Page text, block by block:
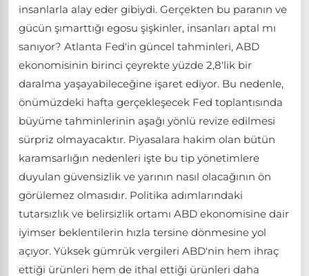
insanlarla alay eder gibiydi. Gerçekten bu paranın ve
gücün şımarttığı egosu şişkinler, insanları aptal mı
sanıyor? Atlanta Fed'in güncel tahminleri, ABD
ekonomisinin birinci çeyrekte yüzde 2,8'lik bir
daralma yaşayabileceğine işaret ediyor. Bu nedenle,
önümüzdeki hafta gerçekleşecek Fed toplantısında
büyüme tahminlerinin aşağı yönlü revize edilmesi
sürpriz olmayacaktır. Piyasalara hakim olan bütün
karamsarlığın nedenleri işte bu tip yönetimlere
duyulan güvensizlik ve yarının nasıl olacağının ön
görülemez olmasıdır. Politika adımlarındaki
tutarsızlık ve belirsizlik ortamı ABD ekonomisine dair
iyimser beklentilerin hızla tersine dönmesine yol
açıyor. Yüksek gümrük vergileri ABD'nin hem ihraç
ettiği ürünleri hem de ithal ettiği ürünleri daha